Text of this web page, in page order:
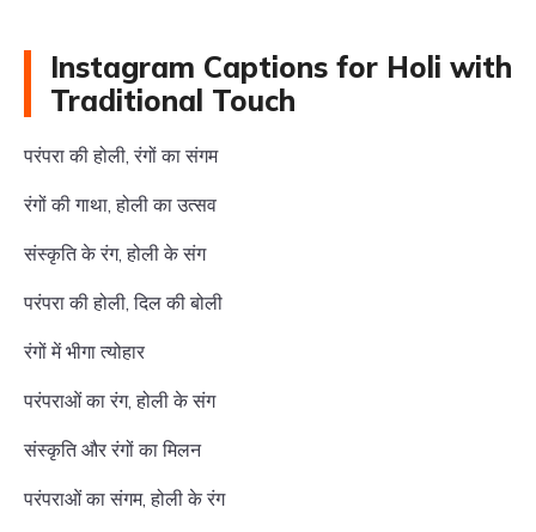
Instagram Captions for Holi with
Traditional Touch
परंपरा की होली, रंगों का संगम
रंगों की गाथा, होली का उत्सव
संस्कृति के रंग, होली के संग
परंपरा की होली, दिल की बोली
रंगों में भीगा त्योहार
परंपराओं का रंग, होली के संग
संस्कृति और रंगों का मिलन
परंपराओं का संगम, होली के रंग